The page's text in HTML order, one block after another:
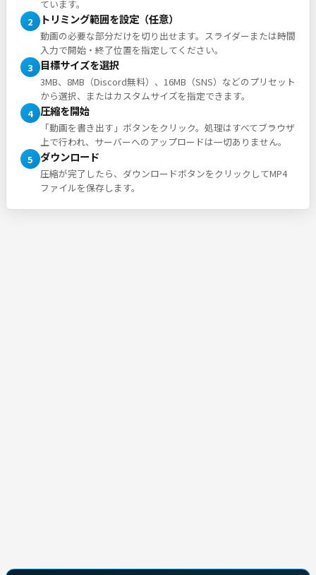
ています。
2
トリミング範囲を設定（任意）
動画の必要な部分だけを切り出せます。スライダーまたは時間
入力で開始・終了位置を指定してください。
3
目標サイズを選択
3MB、8MB（Discord無料）、16MB（SNS）などのプリセット
から選択、またはカスタムサイズを指定できます。
4 圧縮を開始
「動画を書き出す」ボタンをクリック。処理はすべてブラウザ
上で行われ、サーバーへのアップロードは一切ありません。
5 ダウンロード
圧縮が完了したら、ダウンロードボタンをクリックしてMP4
ファイルを保存します。